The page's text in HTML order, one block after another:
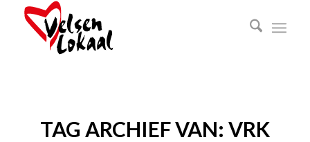
TAG ARCHIEF VAN: VRK